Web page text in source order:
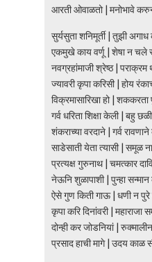
आरती ओवाळतो | मनोभावे
सुर्यसुता शनिमूर्ती | तुझी अगाध
एकमुखे काय वर्णू | शेषा न चले
नवग्रहांमाजी श्रेष्ठ | पराक्रम
ज्यावरी कृपा करिसी | होय
विक्रमासारिखा हो | शककरता
गर्व धरिता शिक्षा केली | बहु
शंकराच्या वरदाने | गर्व
साडेसाती येता त्यासी | समूळ
प्रत्यक्ष गुरुनाथ | चमत्कार
नेऊनि शुळापाशी | पुन्हा
ऐसे गुण किती गाऊ | धणी न पुरे
कृपा करि दिनांवरी | महाराजा
दोन्ही कर जोडनियां |
प्रसाद हाची मागे | उदय काळ